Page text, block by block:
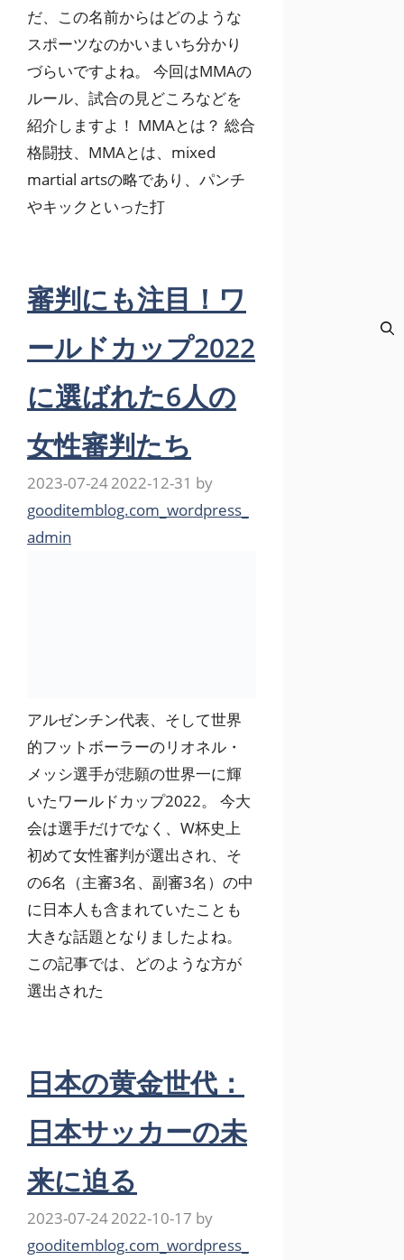
だ、この名前からはどのような
スポーツなのかいまいち分かり
づらいですよね。 今回はMMAの
ルール、試合の見どころなどを
紹介しますよ！ MMAとは？ 総合
格闘技、MMAとは、mixed
martial artsの略であり、パンチ
やキックといった打
審判にも注目！ワ
ールドカップ2022
に選ばれた6人の
女性審判たち
2023-07-242022-12-31 by
gooditemblog.com_wordpress_
admin
アルゼンチン代表、そして世界
的フットボーラーのリオネル・
メッシ選手が悲願の世界一に輝
いたワールドカップ2022。 今大
会は選手だけでなく、W杯史上
初めて女性審判が選出され、そ
の6名（主審3名、副審3名）の中
に日本人も含まれていたことも
大きな話題となりましたよね。
この記事では、どのような方が
選出された
日本の黄金世代：
日本サッカーの未
来に迫る
2023-07-242022-10-17 by
gooditemblog.com_wordpress_